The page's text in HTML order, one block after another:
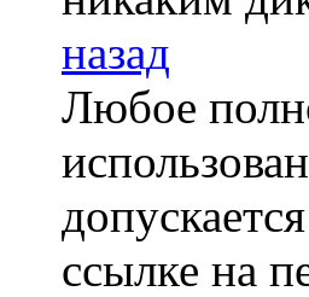
назад
Любое
ссылке на